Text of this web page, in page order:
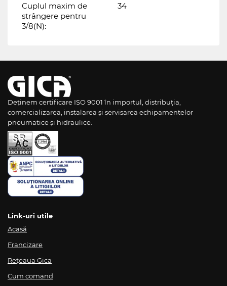
Cuplul maxim de
strângere pentru
3/8(N):
34
Deținem certificare ISO 9001 în importul, distribuția,
comercializarea, instalarea și servisarea echipamentelor
pneumatice și hidraulice.
Link-uri utile
Acasă
Francizare
Rețeaua Gica
Cum comand